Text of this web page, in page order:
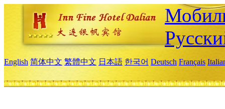
English 简体中文 繁體中文 日本語 한국어 Deutsch Français